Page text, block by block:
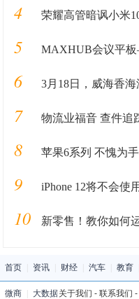
4 荣耀高管暗讽小米10的5G
5 MAXHUB会议平
6 3月18日，威海香海温
7 物流业福音 查件追踪
8 苹果6系列 不愧为
9 iPhone 12将不会使用高
10 新零售！教你如何
首页 资讯 财经 汽车 教育
微商 大数据关于我们 - 联系我们 -